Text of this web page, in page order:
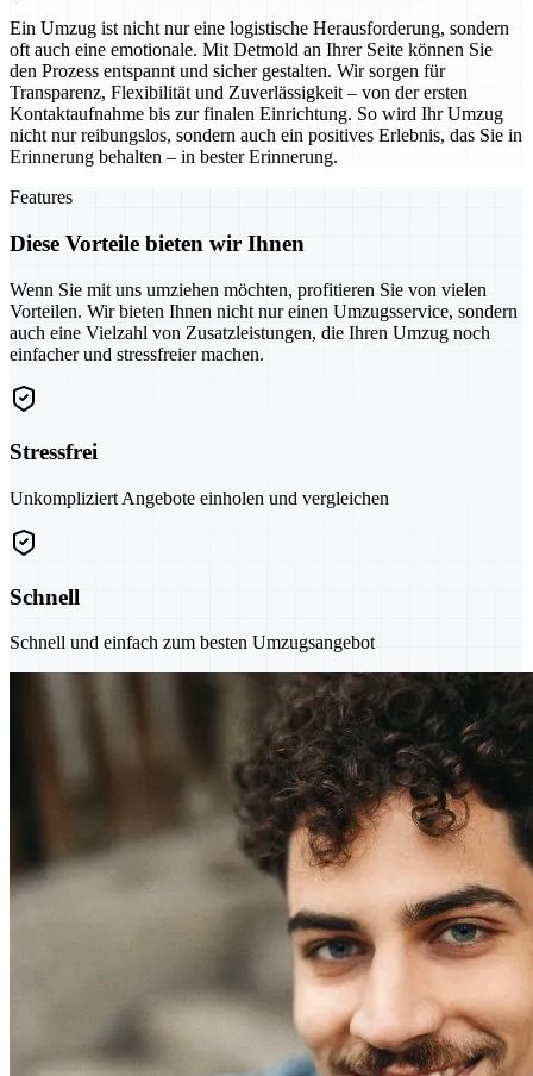
Ein Umzug ist nicht nur eine logistische Herausforderung, sondern
oft auch eine emotionale. Mit Detmold an Ihrer Seite können Sie
den Prozess entspannt und sicher gestalten. Wir sorgen für
Transparenz, Flexibilität und Zuverlässigkeit – von der ersten
Kontaktaufnahme bis zur finalen Einrichtung. So wird Ihr Umzug
nicht nur reibungslos, sondern auch ein positives Erlebnis, das Sie in
Erinnerung behalten – in bester Erinnerung.
Features
Diese Vorteile bieten wir Ihnen
Wenn Sie mit uns umziehen möchten, profitieren Sie von vielen
Vorteilen. Wir bieten Ihnen nicht nur einen Umzugsservice, sondern
auch eine Vielzahl von Zusatzleistungen, die Ihren Umzug noch
einfacher und stressfreier machen.
Stressfrei
Unkompliziert Angebote einholen und vergleichen
Schnell
Schnell und einfach zum besten Umzugsangebot